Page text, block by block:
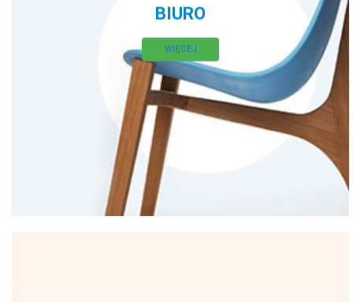
BIURO
WIĘCEJ